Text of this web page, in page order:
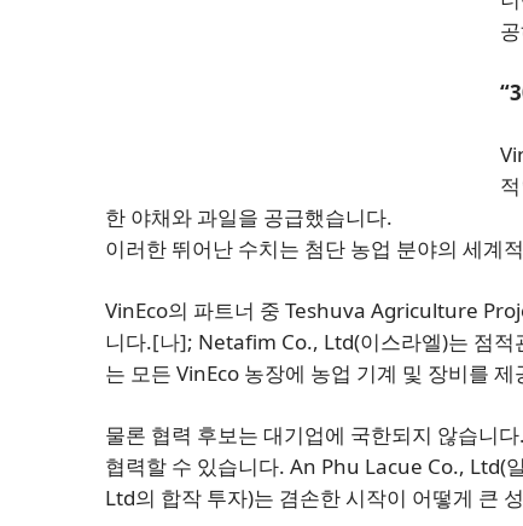
한 야채와 과일을 공급했습니다.
이러한 뛰어난 수치는 첨단 농업 분야의 세계
VinEco의 파트너 중 Teshuva Agriculture
니다.[나]; Netafim Co., Ltd(이스라엘)는 점
는 모든 VinEco 농장에 농업 기계 및 장비를 제
물론 협력 후보는 대기업에 국한되지 않습니
협력할 수 있습니다. An Phu Lacue Co., Ltd(
Ltd의 합작 투자)는 겸손한 시작이 어떻게 큰